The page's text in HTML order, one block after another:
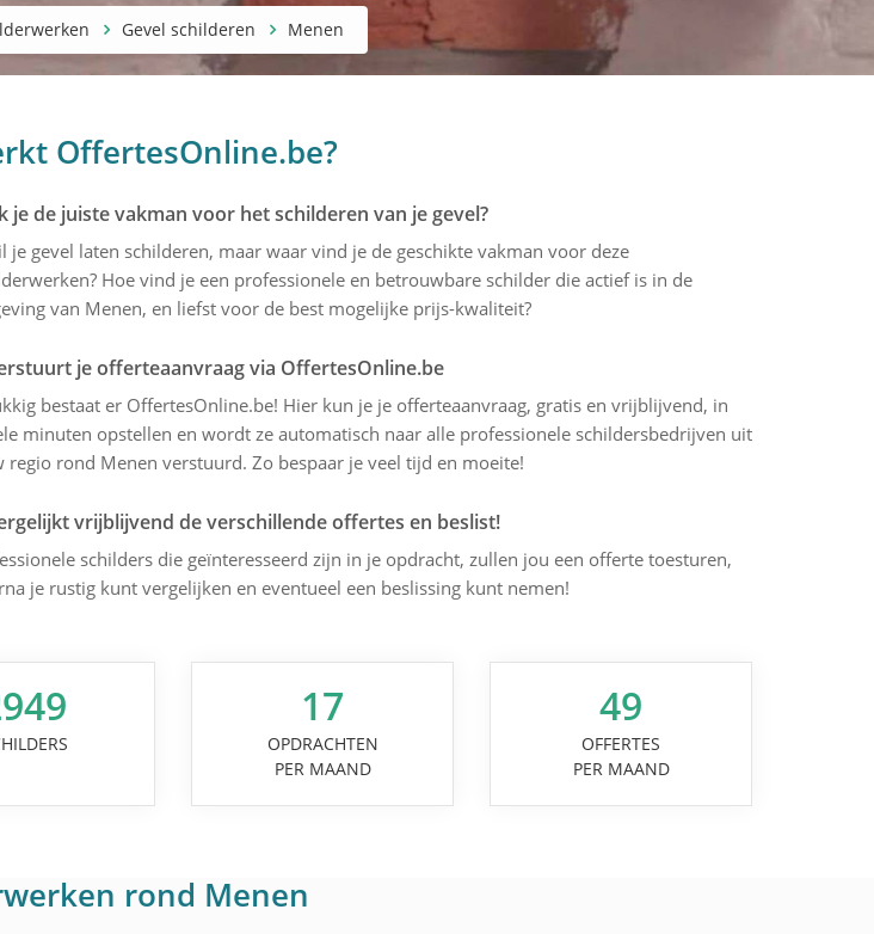
Gevel schilderen Menen
OffertesOnline.be?
je de juiste vakman voor het schilderen van je gevel?
je gevel laten schilderen, maar waar vind je de geschikte vakman voor deze
Hoe vind je een professionele en betrouwbare schilder die actief is in de
van Menen, en liefst voor de best mogelijke prijs-kwaliteit?
je offerteaanvraag via OffertesOnline.be
bestaat er OffertesOnline.be! Hier kun je je offerteaanvraag, gratis en vrijblijvend, in
minuten opstellen en wordt ze automatisch naar alle professionele schildersbedrijven uit
regio rond Menen verstuurd. Zo bespaar je veel tijd en moeite!
vrijblijvend de verschillende offertes en beslist!
schilders die geïnteresseerd zijn in je opdracht, zullen jou een offerte toesturen,
je rustig kunt vergelijken en eventueel een beslissing kunt nemen!
17
OPDRACHTEN
PER MAAND
49
OFFERTES
PER MAAND
rond Menen